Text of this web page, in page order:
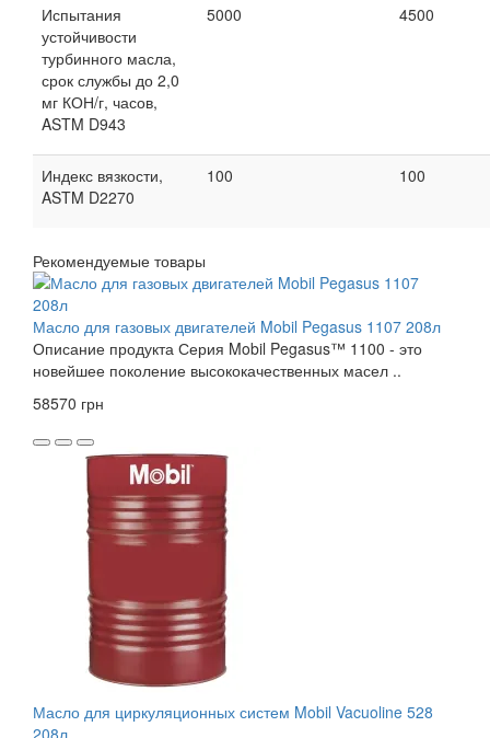
Испытания
устойчивости
турбинного масла,
срок службы до 2,0
мг КОН/г, часов,
ASTM D943
5000 4500
Индекс вязкости,
ASTM D2270
100 100
Рекомендуемые товары
Масло для газовых двигателей Mobil Pegasus 1107 208л
Описание продукта Серия Mobil Pegasus™ 1100 - это
новейшее поколение высококачественных масел ..
58570 грн
Масло для циркуляционных систем Mobil Vacuoline 528
208л